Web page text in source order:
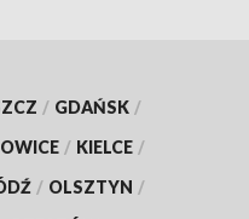
/ GDAŃSK /
/ KIELCE /
/ OLSZTYN /